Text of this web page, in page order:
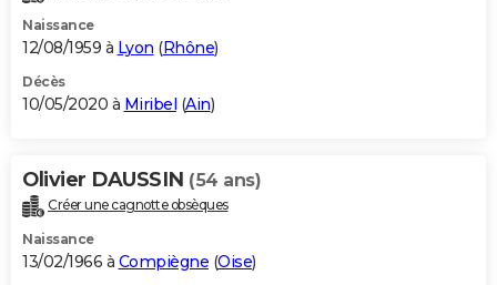
Naissance
12/08/1959 à Lyon (Rhône)
Décès
10/05/2020 à Miribel (Ain)
Olivier DAUSSIN (54 ans)
Créer une cagnotte obsèques
Naissance
13/02/1966 à Compiègne (Oise)